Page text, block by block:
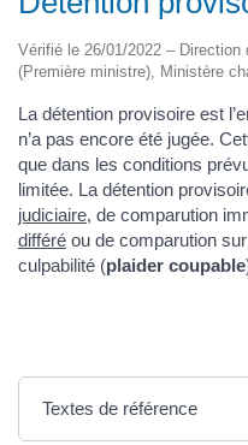
Vérifié le 26/01/2022 – Direction
(Première ministre), Ministère
La détention provisoire est
n’a pas encore été jugée.
que dans les conditions
limitée. La détention
judiciaire, de comparution
différé ou de comparution
culpabilité (plaider coupable
Textes de référence